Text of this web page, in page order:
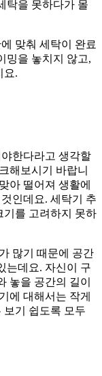
탁을 못하다가 몰
맞춰 세탁이 완료
밍을 놓치지 않고,
요.
한다라고 생각할
해보시기 바랍니
아 떨어져 생활에
인데요. 세탁기 추
기를 고려하지 못하
많기 때문에 공간
는데요. 자신이 구
놓을 공간의 길이
에 대해서는 작게
보기 쉽도록 모두